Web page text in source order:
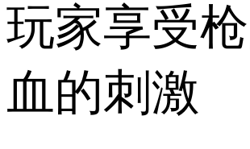
玩家享受
血的刺激